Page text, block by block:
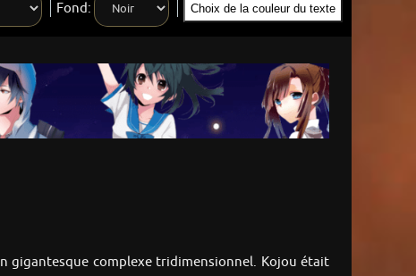
Fond: Choix de la couleur du texte
gigantesque complexe tridimensionnel. Kojou était